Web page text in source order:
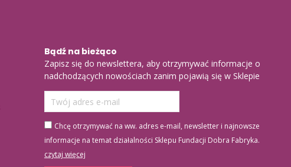
Bądź na bieżąco
Zapisz się do newslettera, aby otrzymywać informacje o
nadchodzących nowościach zanim pojawią się w Sklepie
Chcę otrzymywać na ww. adres e-mail, newsletter i najnowsze
informacje na temat działalności Sklepu Fundacji Dobra Fabryka.
czytaj więcej